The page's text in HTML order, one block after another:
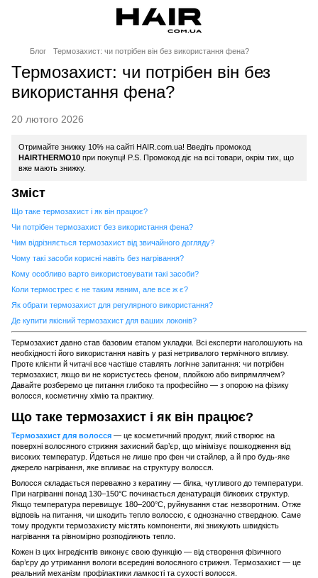
Блог Термозахист: чи потрібен він без використання фена?
Термозахист: чи потрібен він без
використання фена?
20 лютого 2026
Отримайте знижку 10% на сайті HAIR.com.ua! Введіть промокод
HAIRTHERMO10 при покупці! P.S. Промокод діє на всі товари, окрім тих, що
вже мають знижку.
Зміст
Що таке термозахист і як він працює?
Чи потрібен термозахист без використання фена?
Чим відрізняється термозахист від звичайного догляду?
Чому такі засоби корисні навіть без нагрівання?
Кому особливо варто використовувати такі засоби?
Коли термострес є не таким явним, але все ж є?
Як обрати термозахист для регулярного використання?
Де купити якісний термозахист для ваших локонів?
Термозахист давно став базовим етапом укладки. Всі експерти наголошують на
необхідності його використання навіть у разі нетривалого термічного впливу.
Проте клієнти й читачі все частіше ставлять логічне запитання: чи потрібен
термозахист, якщо ви не користуєтесь феном, плойкою або випрямлячем?
Давайте розберемо це питання глибоко та професійно — з опорою на фізику
волосся, косметичну хімію та практику.
Що таке термозахист і як він працює?
Термозахист для волосся — це косметичний продукт, який створює на
поверхні волосяного стрижня захисний бар’єр, що мінімізує пошкодження від
високих температур. Йдеться не лише про фен чи стайлер, а й про будь-яке
джерело нагрівання, яке впливає на структуру волосся.
Волосся складається переважно з кератину — білка, чутливого до температури.
При нагріванні понад 130–150°C починається денатурація білкових структур.
Якщо температура перевищує 180–200°C, руйнування стає незворотним. Отже
відповіь на питання, чи шкодить тепло волоссю, є однозначно ствердною. Саме
тому продукти термозахисту містять компоненти, які знижують швидкість
нагрівання та рівномірно розподіляють тепло.
Кожен із цих інгредієнтів виконує свою функцію — від створення фізичного
бар’єру до утримання вологи всередині волосяного стрижня. Термозахист — це
реальний механізм профілактики ламкості та сухості волосся.